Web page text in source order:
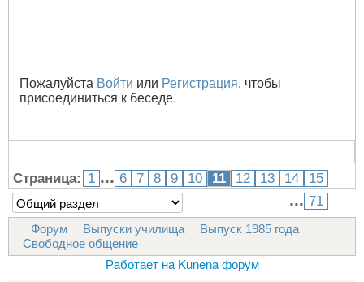
Пожалуйста Войти или Регистрация, чтобы
присоединиться к беседе.
Страница: 1 ... 6 7 8 9 10 11 12 13 14 15
... 71
Форум Выпуски училища
Выпуск 1985 года
Свободное общение
Работает на Kunena форум